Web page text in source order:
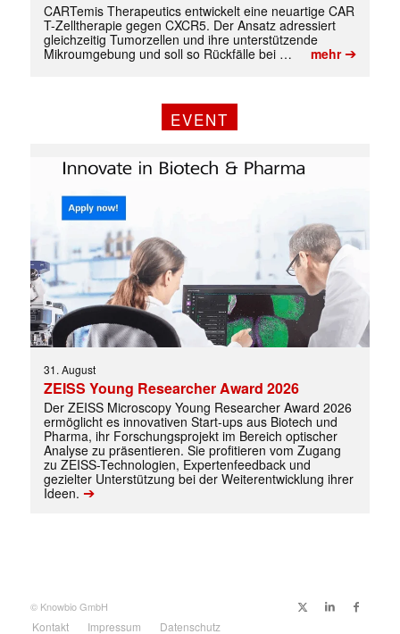
✕
CARTemis Therapeutics entwickelt eine neuartige CAR
T-Zelltherapie gegen CXCR5. Der Ansatz adressiert
gleichzeitig Tumorzellen und ihre unterstützende
Mikroumgebung und soll so Rückfälle bei …
mehr➔
EVENT
31. August
ZEISS Young Researcher Award 2026
Der ZEISS Microscopy Young Researcher Award 2026
ermöglicht es innovativen Start-ups aus Biotech und
Pharma, ihr Forschungsprojekt im Bereich optischer
Analyse zu präsentieren. Sie profitieren vom Zugang
zu ZEISS-Technologien, Expertenfeedback und
gezielter Unterstützung bei der Weiterentwicklung ihrer
Ideen. ➔
© Knowbio GmbH
Kontakt Impressum Datenschutz